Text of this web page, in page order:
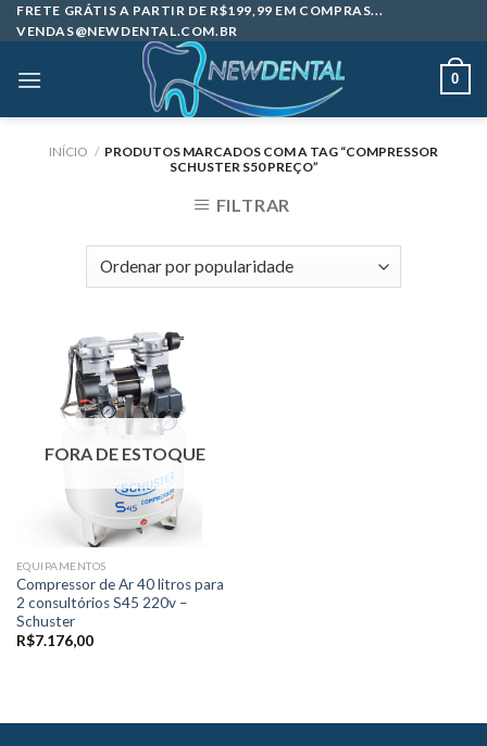
Skip
to
FRETE GRÁTIS A PARTIR DE R$199,99 EM COMPRAS...
VENDAS@NEWDENTAL.COM.BR
0
INÍCIO / PRODUTOS MARCADOS COM A TAG “COMPRESSOR
SCHUSTER S50 PREÇO”
FILTRAR
FORA DE ESTOQUE
EQUIPAMENTOS
Compressor de Ar 40 litros para
2 consultórios S45 220v –
Schuster
R$7.176,00